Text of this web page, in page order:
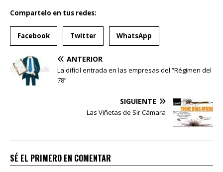
Compartelo en tus redes:
Facebook Twitter WhatsApp
ANTERIOR
La difícil entrada en las empresas del “Régimen del
78”
SIGUIENTE
Las Viñetas de Sir Cámara
SÉ EL PRIMERO EN COMENTAR